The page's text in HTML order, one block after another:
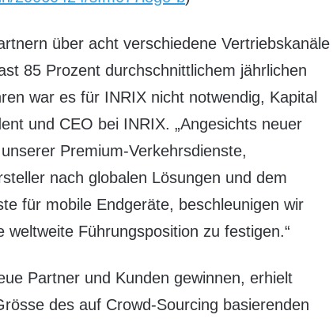
über acht verschiedene Vertriebskanäle
85 Prozent durchschnittlichem jährlichen
war es für INRIX nicht notwendig, Kapital
und CEO bei INRIX. „Angesichts neuer
Premium-Verkehrsdienste,
nach globalen Lösungen und dem
für mobile Endgeräte, beschleunigen wir
Führungsposition zu festigen.“
Partner und Kunden gewinnen, erhielt
des auf Crowd-Sourcing basierenden